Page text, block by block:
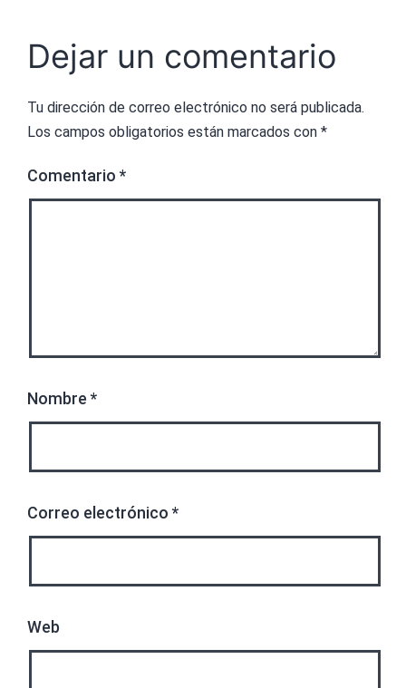
Dejar un comentario
Tu dirección de correo electrónico no será publicada.
Los campos obligatorios están marcados con *
Comentario *
Nombre *
Correo electrónico *
Web